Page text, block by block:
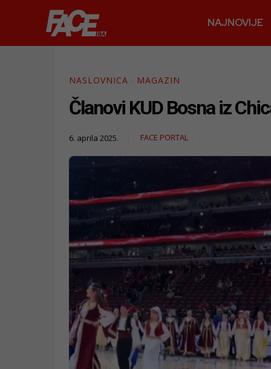
NAJNOVIJE
NASLOVNICA MAGAZIN
Članovi KUD Bosna iz
6. aprila 2025. FACE PORTAL